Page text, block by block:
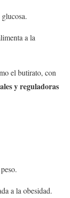
a la
el butirato, con
y reguladoras
a la obesidad.